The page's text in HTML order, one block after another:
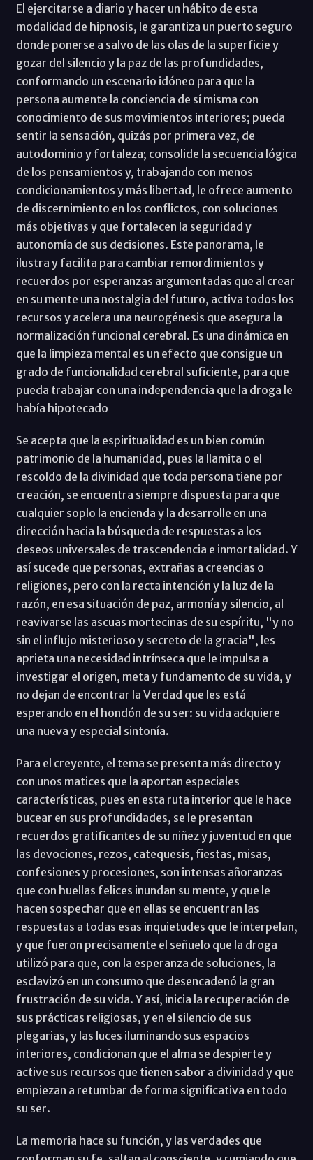
El ejercitarse a diario y hacer un hábito de esta
modalidad de hipnosis, le garantiza un puerto seguro
donde ponerse a salvo de las olas de la superficie y
gozar del silencio y la paz de las profundidades,
conformando un escenario idóneo para que la
persona aumente la conciencia de sí misma con
conocimiento de sus movimientos interiores; pueda
sentir la sensación, quizás por primera vez, de
autodominio y fortaleza; consolide la secuencia lógica
de los pensamientos y, trabajando con menos
condicionamientos y más libertad, le ofrece aumento
de discernimiento en los conflictos, con soluciones
más objetivas y que fortalecen la seguridad y
autonomía de sus decisiones. Este panorama, le
ilustra y facilita para cambiar remordimientos y
recuerdos por esperanzas argumentadas que al crear
en su mente una nostalgia del futuro, activa todos los
recursos y acelera una neurogénesis que asegura la
normalización funcional cerebral. Es una dinámica en
que la limpieza mental es un efecto que consigue un
grado de funcionalidad cerebral suficiente, para que
pueda trabajar con una independencia que la droga le
había hipotecado
Se acepta que la espiritualidad es un bien común
patrimonio de la humanidad, pues la llamita o el
rescoldo de la divinidad que toda persona tiene por
creación, se encuentra siempre dispuesta para que
cualquier soplo la encienda y la desarrolle en una
dirección hacia la búsqueda de respuestas a los
deseos universales de trascendencia e inmortalidad. Y
así sucede que personas, extrañas a creencias o
religiones, pero con la recta intención y la luz de la
razón, en esa situación de paz, armonía y silencio, al
reavivarse las ascuas mortecinas de su espíritu, "y no
sin el influjo misterioso y secreto de la gracia", les
aprieta una necesidad intrínseca que le impulsa a
investigar el origen, meta y fundamento de su vida, y
no dejan de encontrar la Verdad que les está
esperando en el hondón de su ser: su vida adquiere
una nueva y especial sintonía.
Para el creyente, el tema se presenta más directo y
con unos matices que la aportan especiales
características, pues en esta ruta interior que le hace
bucear en sus profundidades, se le presentan
recuerdos gratificantes de su niñez y juventud en que
las devociones, rezos, catequesis, fiestas, misas,
confesiones y procesiones, son intensas añoranzas
que con huellas felices inundan su mente, y que le
hacen sospechar que en ellas se encuentran las
respuestas a todas esas inquietudes que le interpelan,
y que fueron precisamente el señuelo que la droga
utilizó para que, con la esperanza de soluciones, la
esclavizó en un consumo que desencadenó la gran
frustración de su vida. Y así, inicia la recuperación de
sus prácticas religiosas, y en el silencio de sus
plegarias, y las luces iluminando sus espacios
interiores, condicionan que el alma se despierte y
active sus recursos que tienen sabor a divinidad y que
empiezan a retumbar de forma significativa en todo
su ser.
La memoria hace su función, y las verdades que